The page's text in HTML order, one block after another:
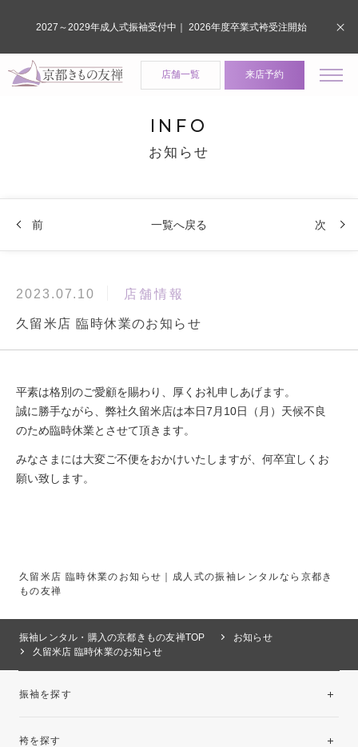
店舗一覧 来店予約
INFO
お知らせ
前 一覧へ戻る 次
2023.07.10 店舗情報
久留米店 臨時休業のお知らせ
平素は格別のご愛顧を賜わり、厚くお礼申しあげます。
誠に勝手ながら、弊社久留米店は本日7月10日（月）天候不良
のため臨時休業とさせて頂きます。
みなさまには大変ご不便をおかけいたしますが、何卒宜しくお
願い致します。
久留米店 臨時休業のお知らせ｜成人式の振袖レンタルなら京都き
もの友禅
振袖レンタル・購入の京都きもの友禅TOP
お知らせ
久留米店 臨時休業のお知らせ
振袖を探す
袴を探す
2027～2029年成人式振袖受付中｜ 2026年度卒業式袴受注開始